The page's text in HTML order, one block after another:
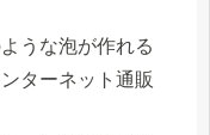
うな泡が作れる
ターネット通販